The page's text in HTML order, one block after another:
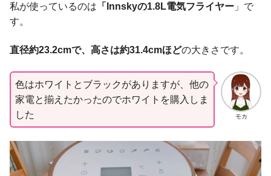
私が使っているのは 「 Innskyの1.8L電気フライヤー 」で
す。
直径約23.2cmで、高さは約31.4cmほどの大きさです。
モカ
色はホワイトとブラックがありますが、他の
家電と揃えたかったのでホワイトを購入しま
した